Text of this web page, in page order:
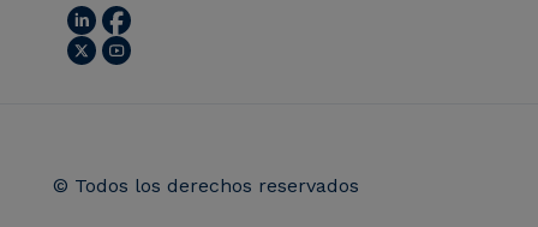
© Todos los derechos reservados